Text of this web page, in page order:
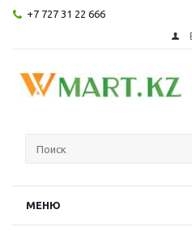
+7 727 31 22 666
МЕНЮ